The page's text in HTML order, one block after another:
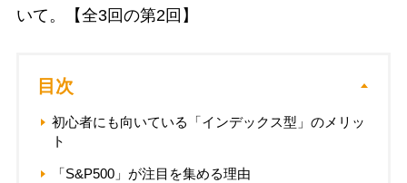
いて。【全3回の第2回】
目次
初心者にも向いている「インデックス型」のメリッ
ト
「S&P500」が注目を集める理由